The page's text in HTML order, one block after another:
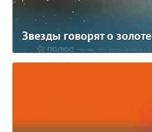
Звезды говорят о золоте